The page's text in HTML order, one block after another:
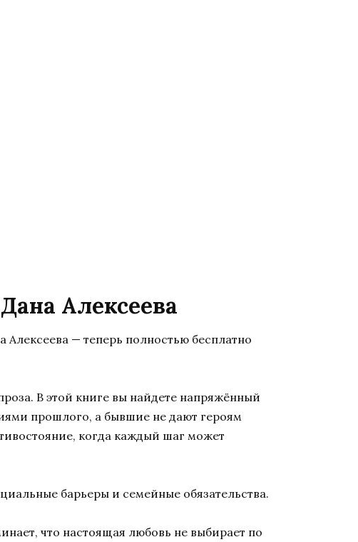
Алексеева
— теперь полностью бесплатно
В этой книге вы найдете напряжённый
прошлого, а бывшие не дают героям
когда каждый шаг может
барьеры и семейные обязательства.
что настоящая любовь не выбирает по